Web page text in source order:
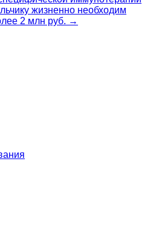
жизненно необходим
2 млн руб. →